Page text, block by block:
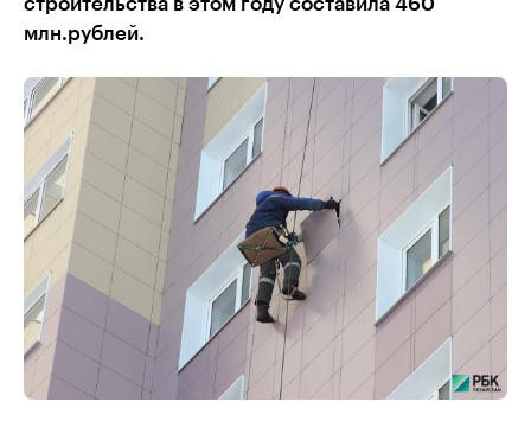
строительства в этом году составила 460
млн.рублей.